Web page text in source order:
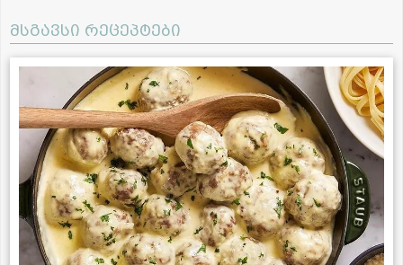
მსგავსი რეცეპტები